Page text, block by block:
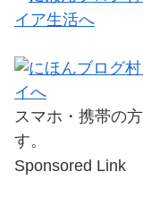
スマホ・携帯の
す。
Sponsored Link